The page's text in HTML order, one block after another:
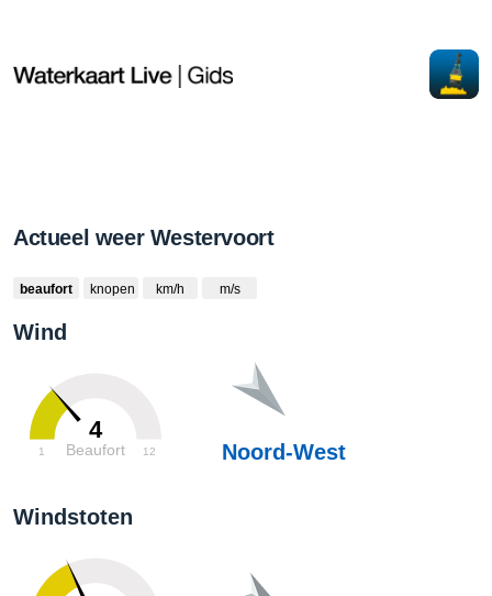
Actueel weer Westervoort
beaufort knopen km/h m/s
Wind
4
Beaufort
1 12 Noord-West
Windstoten